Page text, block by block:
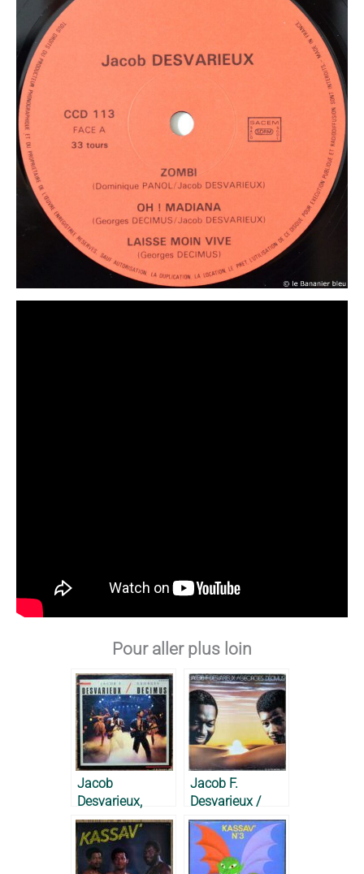
Pour aller plus loin
Jacob
Desvarieux,
Georges
Décimus – 1984
Jacob F.
Desvarieux /
Georges
Decimus – 1986